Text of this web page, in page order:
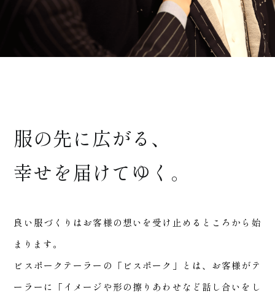
服の先に広がる、
幸せを届けてゆく。
良い服づくりはお客様の想いを受け止めるところから始
まります。
ビスポークテーラーの「ビスポーク」とは、お客様がテ
ーラーに「イメージや形の擦りあわせなど話し合いをし